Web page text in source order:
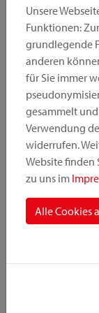
Unsere
Funktionen:
grundlegende
anderen
für Sie immer
gesammelt
Verwendung
widerrufen.
Website finden
zu uns im
Alle Cookies